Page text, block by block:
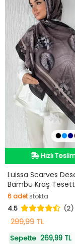
Hızlı
Hızlı
Luissa Scarves
Bambu Kraş
6adetstokta
6adetstokta
4.5 (2)
299,99 TL
Sepette 269,99 TL